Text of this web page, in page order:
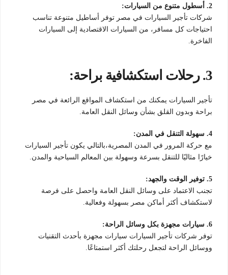
2. أسطول متنوع من السيارات:
شركات تأجير السيارات في مصر توفر أساطيل متنوعة تناسب
احتياجات كل مسافر، من السيارات الاقتصادية إلى السيارات
الفاخرة.
3. رحلات استكشافية براحة:
تأجير السيارات يمكنك من استكشاف المواقع الرائعة في مصر
براحة وبدون القلق بشأن وسائل النقل العامة.
4. سهولة التنقل في المدن:
مع حركة المرور في المدن المصرية،بالتالي يكون تأجير السيارات
خيارًا مثاليًا للتنقل بسرعة وسهولة بين المعالم السياحية والمدن.
5. توفير الوقت والجهد:
تجنب الاعتماد على وسائل النقل العامة واحصل على فرصة
لاستكشاف أكثر أماكن مصر بسهولة وفعالية.
6. سيارات مجهزة بكل وسائل الراحة:
توفر شركات تأجير السيارات سيارات مجهزة بأحدث التقنيات
ووسائل الراحة لتجعل رحلتك أكثر استمتاعًا.